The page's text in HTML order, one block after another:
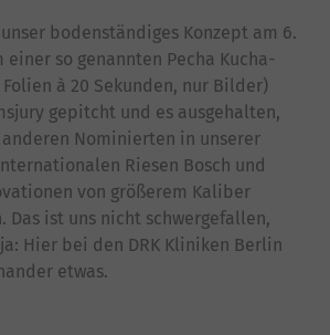
bodenständiges Konzept am 6.
einer so genannten Pecha Kucha-
à 20 Sekunden, nur Bilder)
gepitcht und es ausgehalten,
Nominierten in unserer
Riesen Bosch und
von größerem Kaliber
Das ist uns nicht schwergefallen,
Hier bei den DRK Kliniken Berlin
etwas.